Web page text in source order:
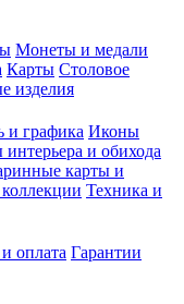
Монеты и медали
Карты Столовое
изделия
и графика Иконы
и обихода
карты и
Техника и
оплата Гарантии